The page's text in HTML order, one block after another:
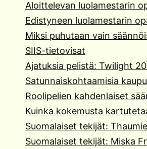
Aloittelevan luolamestarin
Edistyneen luolamestarin
Miksi puhutaan vain
SIIS-tietovisat
Ajatuksia pelistä: Twilight
Satunnaiskohtaamisia
Roolipelien kahdenlaiset
Kuinka kokemusta
Suomalaiset tekijät:
Suomalaiset tekijät: Miska